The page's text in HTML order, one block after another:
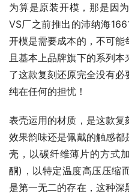
为算是原装开模，那是因
VS厂之前推出的沛纳海
开模是需要成本的，不可
且基本上品牌旗下的系列
了这款复刻还原完全没有
纯在任何的担忧！
表壳运用的材质，是这款
效果韵味还是佩戴的触感
壳，以碳纤维薄片的方式
酮)，以特定温度高压压缩
是第一无二的存在，这种